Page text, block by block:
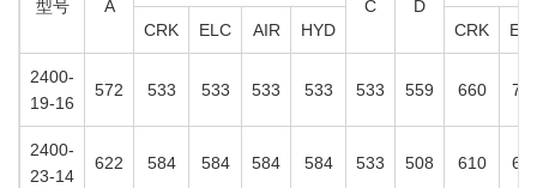
型号 A
C
D
CRK
ELC AIR HYD CRK
2400-
19-16
572 533 533 533 533 533 559 660
2400-
23-14
622 584 584 584 584 533 508 610